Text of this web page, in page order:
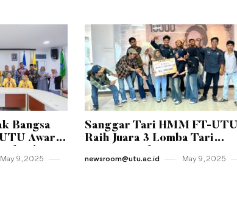
Bangsa
Awards
May 9 , 2025
Sanggar Tari HMM FT-UTU
Raih Juara 3 Lomba Tari
newsroom@utu.ac.id May 9 , 2025